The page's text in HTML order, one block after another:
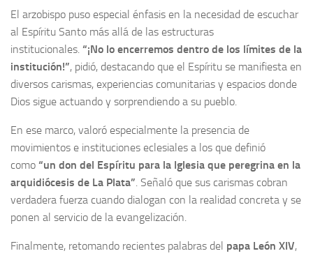
El arzobispo puso especial énfasis en la necesidad de escuchar
al Espíritu Santo más allá de las estructuras
institucionales. “¡No lo encerremos dentro de los límites de la
institución!”, pidió, destacando que el Espíritu se manifiesta en
diversos carismas, experiencias comunitarias y espacios donde
Dios sigue actuando y sorprendiendo a su pueblo.
En ese marco, valoró especialmente la presencia de
movimientos e instituciones eclesiales a los que definió
como “un don del Espíritu para la Iglesia que peregrina en la
arquidiócesis de La Plata”. Señaló que sus carismas cobran
verdadera fuerza cuando dialogan con la realidad concreta y se
ponen al servicio de la evangelización.
Finalmente, retomando recientes palabras del papa León XIV,